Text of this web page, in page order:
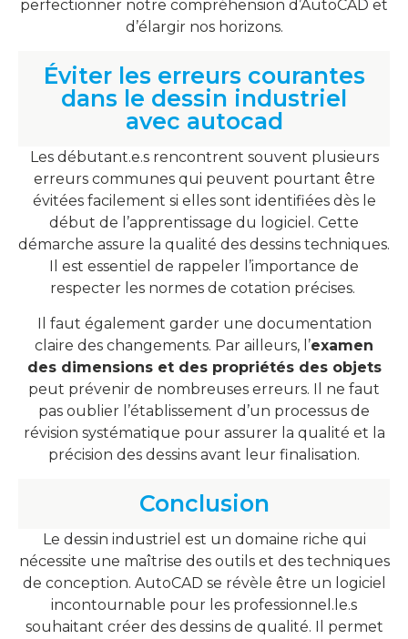
perfectionner notre compréhension d’AutoCAD et
d’élargir nos horizons.
Éviter les erreurs courantes
dans le dessin industriel
avec autocad
Les débutant.e.s rencontrent souvent plusieurs
erreurs communes qui peuvent pourtant être
évitées facilement si elles sont identifiées dès le
début de l’apprentissage du logiciel. Cette
démarche assure la qualité des dessins techniques.
Il est essentiel de rappeler l’importance de
respecter les normes de cotation précises.
Il faut également garder une documentation
claire des changements. Par ailleurs, l’examen
des dimensions et des propriétés des objets
peut prévenir de nombreuses erreurs. Il ne faut
pas oublier l’établissement d’un processus de
révision systématique pour assurer la qualité et la
précision des dessins avant leur finalisation.
Conclusion
Le dessin industriel est un domaine riche qui
nécessite une maîtrise des outils et des techniques
de conception. AutoCAD se révèle être un logiciel
incontournable pour les professionnel.le.s
souhaitant créer des dessins de qualité. Il permet